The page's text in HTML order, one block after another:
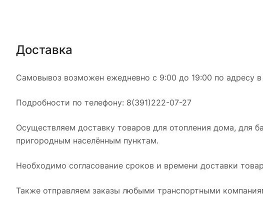
Доставка
Самовывоз возможен ежедневно с 9:00 до 19:00 по адресу
Подробности по телефону: 8(391)222-07-27
Осуществляем доставку товаров для отопления дома, для
пригородным населённым пунктам.
Необходимо согласование сроков и времени доставки
Также отправляем заказы любыми транспортными